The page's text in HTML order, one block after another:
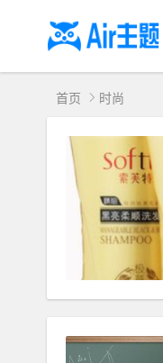
首页 时尚